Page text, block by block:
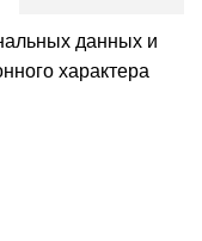
данных и
характера